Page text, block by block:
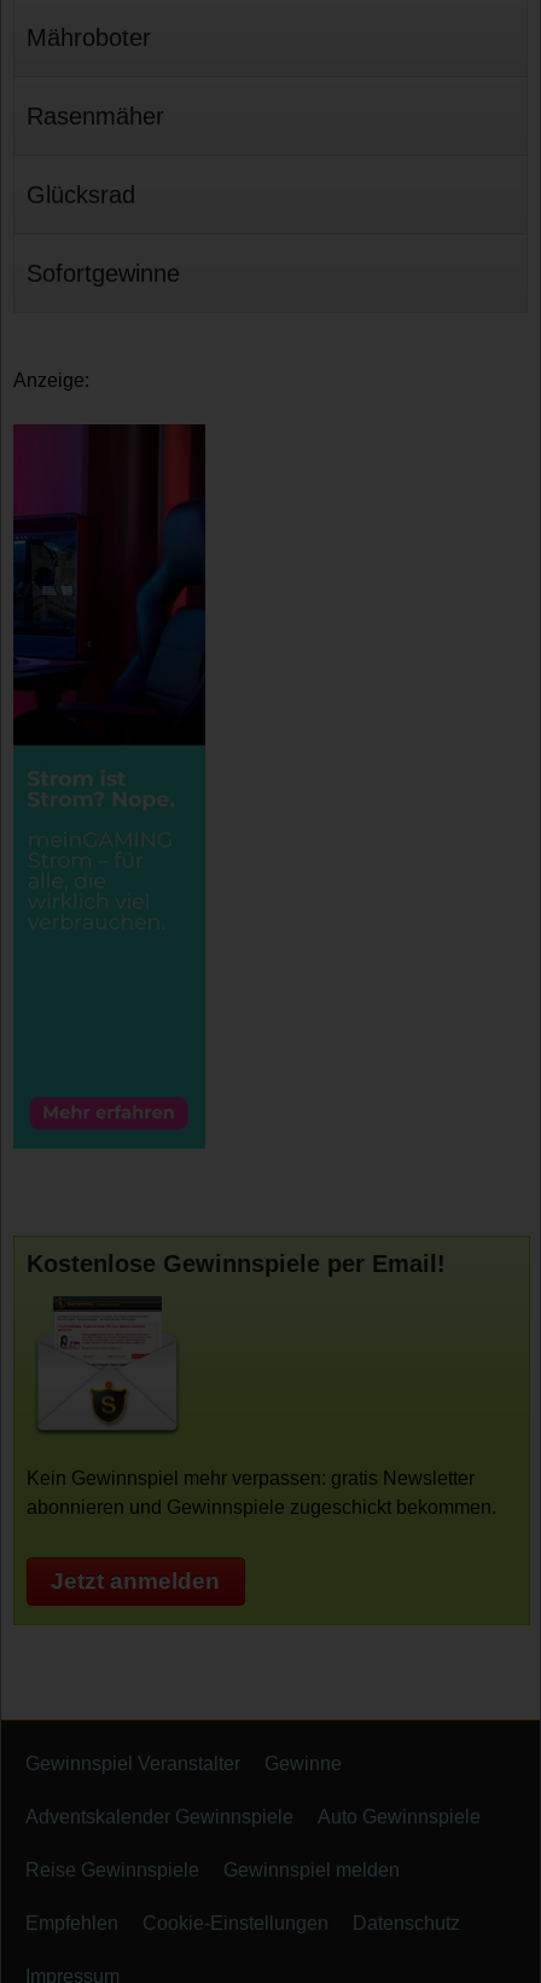
Mähroboter
Rasenmäher
Glücksrad
Sofortgewinne
Anzeige:
Kostenlose Gewinnspiele per Email!
Kein Gewinnspiel mehr verpassen: gratis Newsletter
abonnieren und Gewinnspiele zugeschickt bekommen.
Jetzt anmelden
Gewinnspiel Veranstalter Gewinne
Adventskalender Gewinnspiele Auto Gewinnspiele
Reise Gewinnspiele Gewinnspiel melden
Empfehlen Cookie-Einstellungen Datenschutz
Impressum